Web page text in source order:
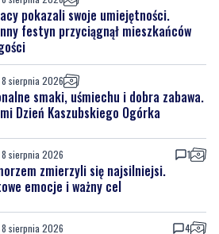
8 sierpnia 2026
smaki, uśmiechu i dobra zabawa.
Dzień Kaszubskiego Ogórka
8 sierpnia 2026 1
zmierzyli się najsilniejsi.
8 sierpnia 2026
rywalizacji i sportowych emocji.